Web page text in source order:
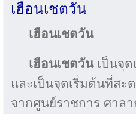
เฮือนเชตวัน
เฮือนเชตวัน
เฮือนเชตวันเป็นจุด
และเป็นจุดเริ่มต้นที่สะ
จากศูนย์ราชการ ศาล